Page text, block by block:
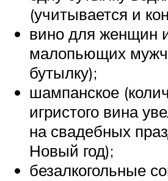
(учитывается и
вино для женщин
малопьющих
бутылку);
шампанское
игристого вина
на свадебных
Новый год);
безалкогольные